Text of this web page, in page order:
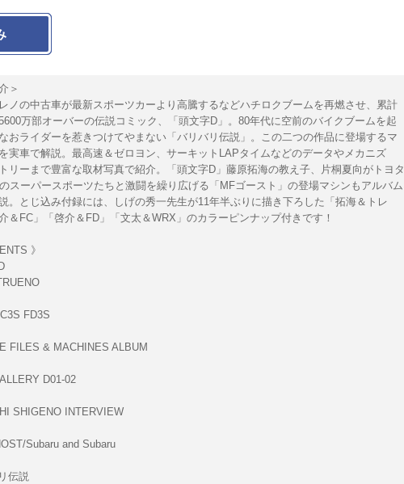
＞
ノの中古車が最新スポーツカーより高騰するなどハチロクブームを再燃させ、累計
万部オーバーの伝説コミック、「頭文字D」。80年代に空前のバイクブームを起
おライダーを惹きつけてやまない「バリバリ伝説」。この二つの作品に登場するマ
実車で解説。最高速＆ゼロヨン、サーキットLAPタイムなどのデータやメカニズ
リーまで豊富な取材写真で紹介。「頭文字D」藤原拓海の教え子、片桐夏向がトヨタ
スーパースポーツたちと激闘を繰り広げる「MFゴースト」の登場マシンもアルバム
。とじ込み付録には、しげの秀一先生が11年半ぶりに描き下ろした「拓海＆トレ
＆FC」「啓介＆FD」「文太＆WRX」のカラーピンナップ付きです！
》
FD3S
FILES & MACHINES ALBUM
D01-02
SHIGENO INTERVIEW
Subaru and Subaru
伝説